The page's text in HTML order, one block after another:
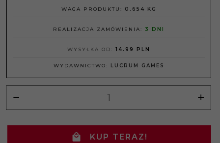
WAGA PRODUKTU: 0.654 KG
REALIZACJA ZAMÓWIENIA: 3 DNI
WYSYŁKA OD: 14.99 PLN
WYDAWNICTWO: LUCRUM GAMES
KUP TERAZ!